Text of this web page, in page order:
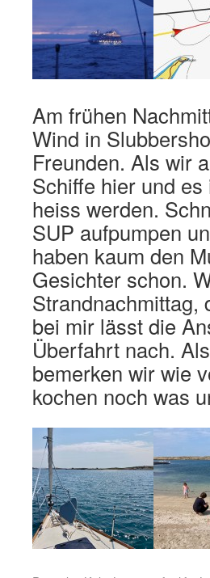
Am frühen
Wind in
Freunden. Als wir
Schiffe hier und
heiss werden.
SUP aufpumpen
haben kaum den
Gesichter schon.
Strandnachmittag,
bei mir lässt die
Überfahrt nach.
bemerken wir wie
kochen noch was